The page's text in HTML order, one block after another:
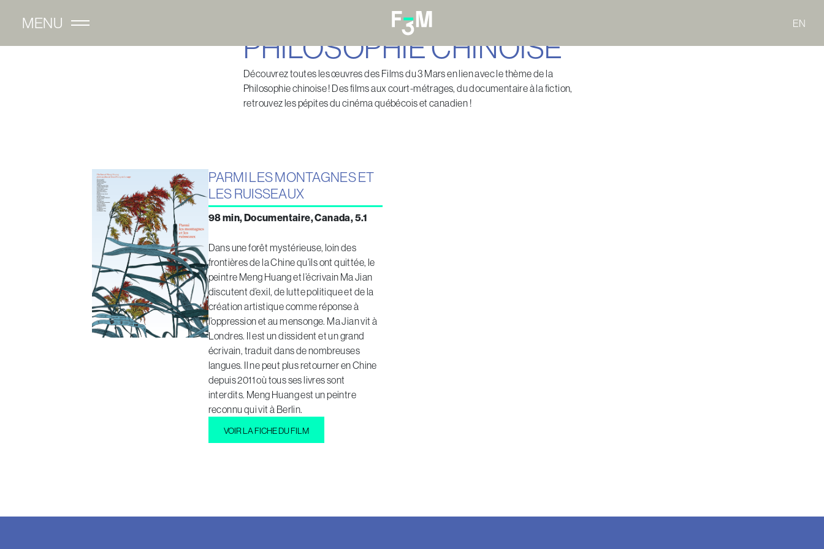
MENU EN
PHILOSOPHIE CHINOISE
Découvrez toutes les œuvres des Films du 3 Mars en lien avec le thème de la
Philosophie chinoise ! Des films aux court-métrages, du documentaire à la fiction,
retrouvez les pépites du cinéma québécois et canadien !
PARMI LES MONTAGNES ET
LES RUISSEAUX
98 min, Documentaire, Canada, 5.1
Dans une forêt mystérieuse, loin des
frontières de la Chine qu’ils ont quittée, le
peintre Meng Huang et l’écrivain Ma Jian
discutent d’exil, de lutte politique et de la
création artistique comme réponse à
l’oppression et au mensonge. Ma Jian vit à
Londres. Il est un dissident et un grand
écrivain, traduit dans de nombreuses
langues. Il ne peut plus retourner en Chine
depuis 2011 où tous ses livres sont
interdits. Meng Huang est un peintre
reconnu qui vit à Berlin.
VOIR LA FICHE DU FILM